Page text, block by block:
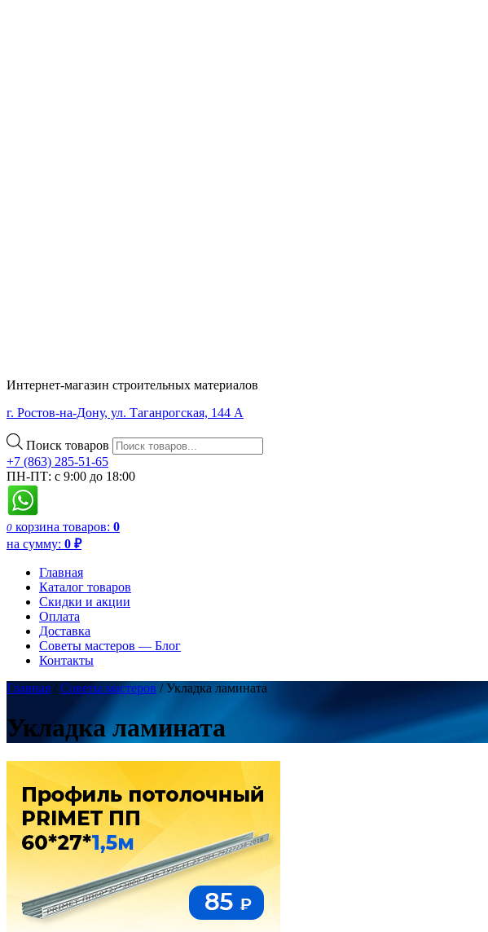
Интернет-магазин строительных материалов
г. Ростов-на-Дону, ул. Таганрогская, 144 А
Поиск товаров
+7 (863) 285-51-65
ПН-ПТ: с 9:00 до 18:00
0 корзина товаров: 0
на сумму: 0 ₽
Главная
Каталог товаров
Скидки и акции
Оплата
Доставка
Советы мастеров — Блог
Контакты
Главная / Советы мастеров /Укладка ламината
Укладка ламината